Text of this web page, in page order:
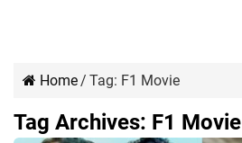
Home/ Tag: F1 Movie
Tag Archives: F1 Movie